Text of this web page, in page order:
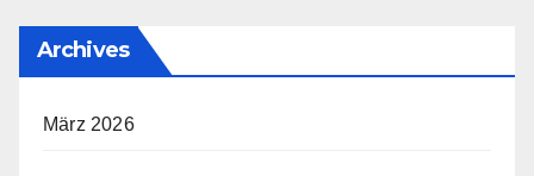
Archives
März 2026